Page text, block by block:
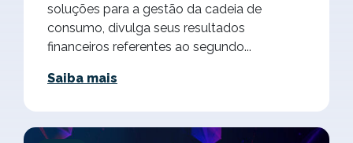
soluções para a gestão da cadeia de
consumo, divulga seus resultados
financeiros referentes ao segundo...
Saiba mais